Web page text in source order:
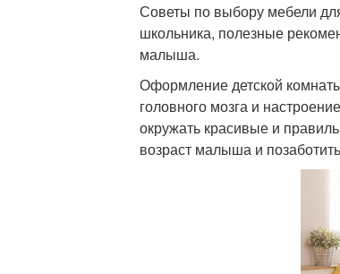
Советы по выбору мебели
школьника, полезные
малыша.
Оформление детской
головного мозга и
окружать красивые и
возраст малыша и